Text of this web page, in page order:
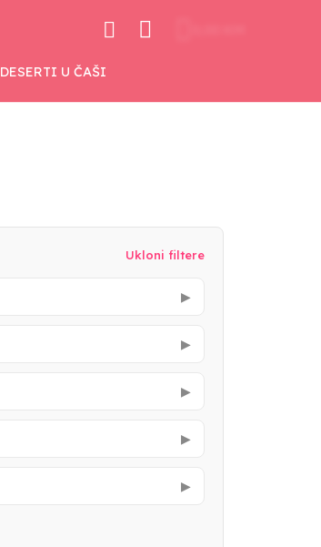
DESERTI U ČAŠI
Ukloni filtere
▶
▶
▶
▶
▶